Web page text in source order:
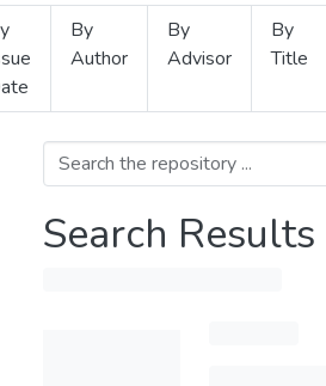
By
Author
By
Advisor
By
Title
Search Results